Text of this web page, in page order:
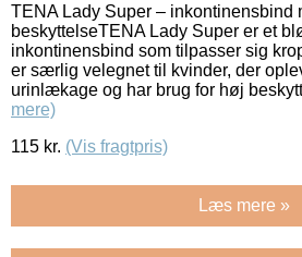
TENA Lady Super – inkontinensbind
beskyttelseTENA Lady Super er et
inkontinensbind som tilpasser sig
er særlig velegnet til kvinder, der
urinlækage og har brug for høj
mere)
115 kr. (Vis fragtpris)
Læs mere »